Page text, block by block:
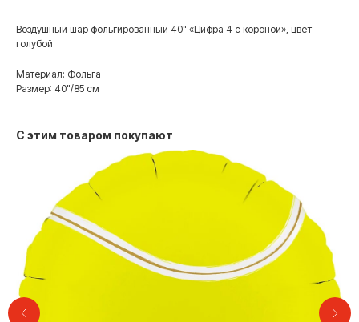
Воздушный шар фольгированный 40" «Цифра 4 с короной», цвет
голубой
Материал: Фольга
Размер: 40"/85 см
С этим товаром покупают